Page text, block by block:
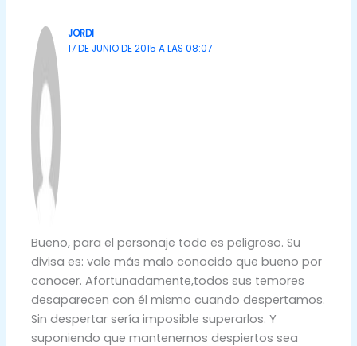
JORDI
17 DE JUNIO DE 2015 A LAS 08:07
Bueno, para el personaje todo es peligroso. Su
divisa es: vale más malo conocido que bueno por
conocer. Afortunadamente,todos sus temores
desaparecen con él mismo cuando despertamos.
Sin despertar sería imposible superarlos. Y
suponiendo que mantenernos despiertos sea